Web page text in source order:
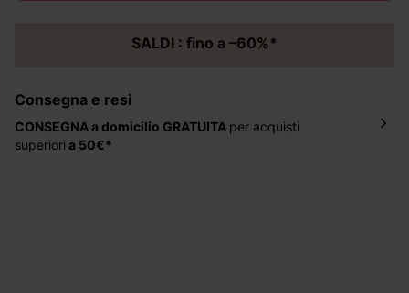
SALDI : fino a –60%*
Consegna e resi
CONSEGNA a domicilio GRATUITA per acquisti
superiori a 50€*